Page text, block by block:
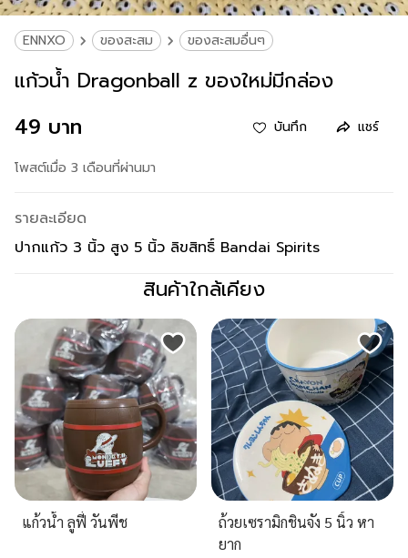
ENNXO ของสะสม ของสะสมอื่นๆ
แก้วน้ำ Dragonball z ของใหม่มีกล่อง
49 บาท
บันทึก แชร์
โพสต์เมื่อ 3 เดือนที่ผ่านมา
รายละเอียด
ปากแก้ว 3 นิ้ว สูง 5 นิ้ว ลิขสิทธิ์ Bandai Spirits
สินค้าใกล้เคียง
แก้วน้ำ ลูฟี่ วันพีช
ถ้วยเซรามิกชินจัง 5 นิ้ว หา
ยาก